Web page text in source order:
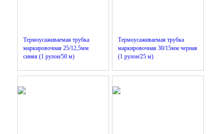
Термоусаживаемая трубка
маркировочная 25/12,5мм
синяя (1 рулон/50 м)
Термоусаживаемая трубка
маркировочная 30/15мм черная
(1 рулон/25 м)